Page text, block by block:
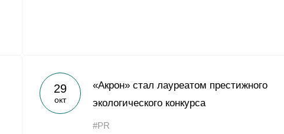
29
окт
«Акрон» стал лауреатом престижного
экологического конкурса
#PR